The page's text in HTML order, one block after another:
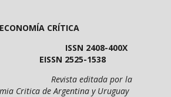
ECONOMÍA CRÍTICA
ISSN 2408-400X
2525-1538
Revista editada por la
Critica de Argentina y Uruguay